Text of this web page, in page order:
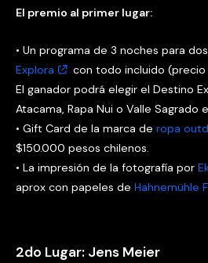
El premio al primer lugar:
• Un programa de 3 noches para
Explora
con todo incluido
El ganador podrá elegir el Destino
Atacama, Rapa Nui o Valle Sagrado
• Gift Card de la marca de ropa
$150.000 pesos chilenos.
• La impresión de la fotografía por
aprox con papeles de Hahnemühle
2do Lugar: Jens Meier